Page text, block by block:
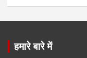
हमारे बारे में